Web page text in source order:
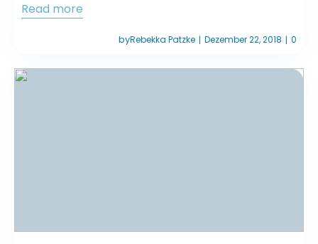
Read more
byRebekka Patzke | Dezember 22, 2018 | 0